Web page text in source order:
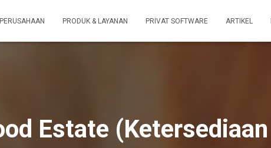
PRODUK & LAYANAN PRIVAT SOFTWARE ARTIKEL
Estate (Ketersediaan